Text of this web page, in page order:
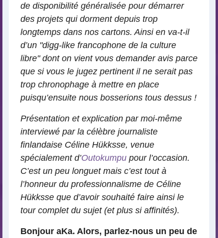
de disponibilité généralisée pour démarrer
des projets qui dorment depuis trop
longtemps dans nos cartons. Ainsi en va-t-il
d’un "digg-like francophone de la culture
libre" dont on vient vous demander avis parce
que si vous le jugez pertinent il ne serait pas
trop chronophage à mettre en place
puisqu’ensuite nous bosserions tous dessus !
Présentation et explication par moi-même
interviewé par la célèbre journaliste
finlandaise Céline Hükksse, venue
spécialement d’Outokumpu pour l’occasion.
C’est un peu longuet mais c’est tout à
l’honneur du professionnalisme de Céline
Hükksse que d’avoir souhaité faire ainsi le
tour complet du sujet (et plus si affinités).
Bonjour aKa. Alors, parlez-nous un peu de